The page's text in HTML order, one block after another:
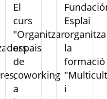
El
curs
"Organitzar
espais
de
coworking
a
Esplai
organitza
la
formació
i